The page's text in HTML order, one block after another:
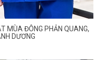
MÙA ĐÔNG PHẢN QUANG,
DƯƠNG